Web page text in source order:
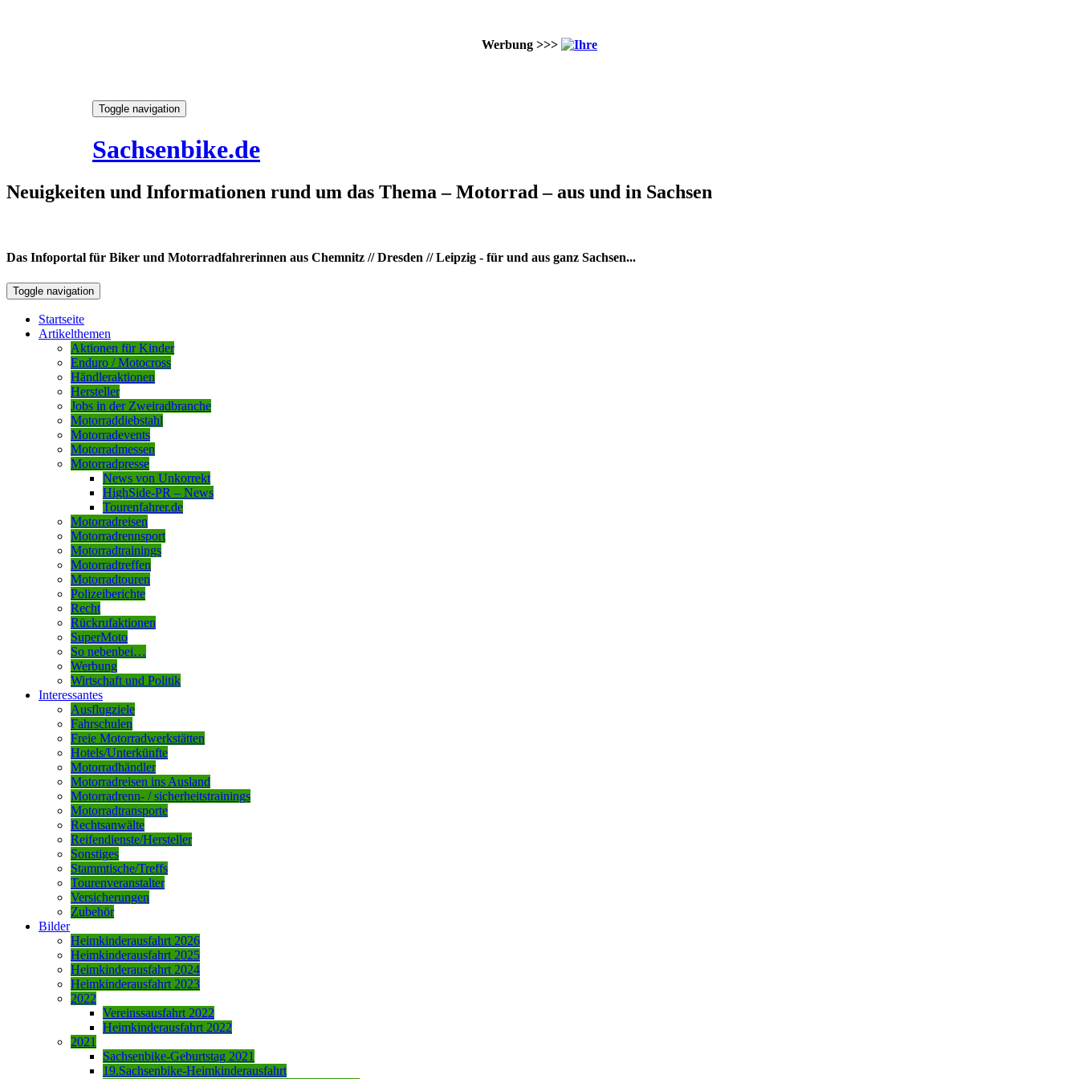
Werbung >>>
Toggle navigation
Sachsenbike.de
Neuigkeiten und Informationen rund um das Thema – Motorrad – aus und in Sachsen
Das Infoportal für Biker und Motorradfahrerinnen aus Chemnitz // Dresden // Leipzig - für und aus ganz Sachsen...
Toggle navigation
Startseite
Artikelthemen
Aktionen für Kinder
Enduro / Motocross
Händleraktionen
Hersteller
Jobs in der Zweiradbranche
Motorraddiebstahl
Motorradevents
Motorradmessen
Motorradpresse
News von Unkorrekt
HighSide-PR – News
Tourenfahrer.de
Motorradreisen
Motorradrennsport
Motorradtrainings
Motorradtreffen
Motorradtouren
Polizeiberichte
Recht
Rückrufaktionen
SuperMoto
So nebenbei…
Werbung
Wirtschaft und Politik
Interessantes
Ausflugziele
Fahrschulen
Freie Motorradwerkstätten
Hotels/Unterkünfte
Motorradhändler
Motorradreisen ins Ausland
Motorradrenn- / sicherheitstrainings
Motorradtransporte
Rechtsanwälte
Reifendienste/Hersteller
Sonstiges
Stammtische/Treffs
Tourenveranstalter
Versicherungen
Zubehör
Bilder
Heimkinderausfahrt 2026
Heimkinderausfahrt 2025
Heimkinderausfahrt 2024
Heimkinderausfahrt 2023
2022
Vereinssausfahrt 2022
Heimkinderausfahrt 2022
2021
Sachsenbike-Geburtstag 2021
19.Sachsenbike-Heimkinderausfahrt